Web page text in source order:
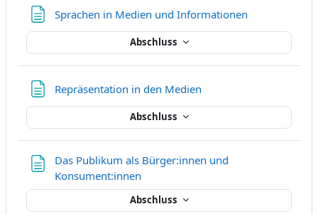
Sprachen in Medien und Informationen
Abschluss
Repräsentation in den Medien
Abschluss
Das Publikum als Bürger:innen und
Konsument:innen
Abschluss